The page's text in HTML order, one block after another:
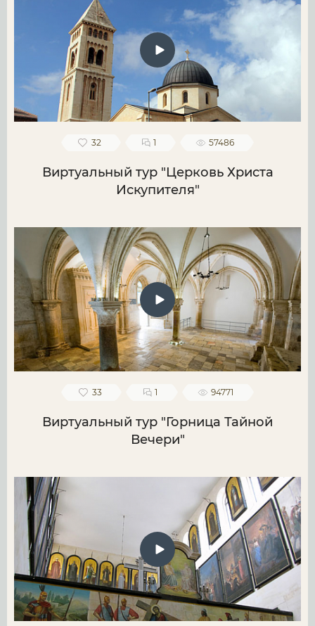
32 1 57486
Виртуальный тур "Церковь Христа
Искупителя"
33 1 94771
Виртуальный тур "Горница Тайной
Вечери"